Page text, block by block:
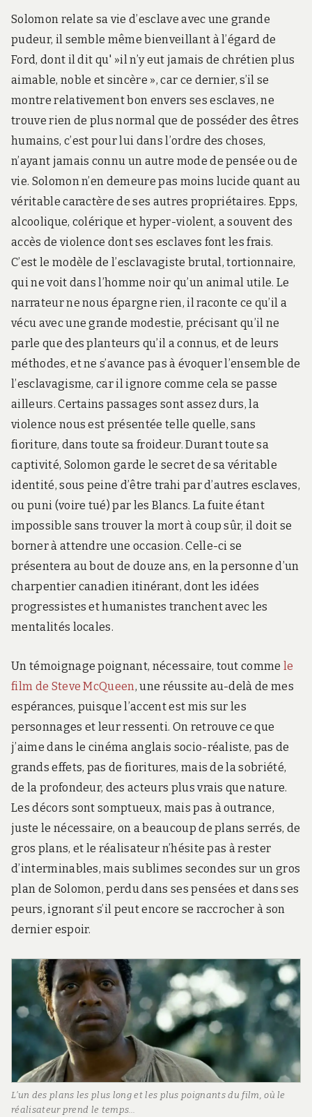
Solomon relate sa vie d’esclave avec une grande
pudeur, il semble même bienveillant à l’égard de
Ford, dont il dit qu' »il n’y eut jamais de chrétien plus
aimable, noble et sincère », car ce dernier, s’il se
montre relativement bon envers ses esclaves, ne
trouve rien de plus normal que de posséder des êtres
humains, c’est pour lui dans l’ordre des choses,
n’ayant jamais connu un autre mode de pensée ou de
vie. Solomon n’en demeure pas moins lucide quant au
véritable caractère de ses autres propriétaires. Epps,
alcoolique, colérique et hyper-violent, a souvent des
accès de violence dont ses esclaves font les frais.
C’est le modèle de l’esclavagiste brutal, tortionnaire,
qui ne voit dans l’homme noir qu’un animal utile. Le
narrateur ne nous épargne rien, il raconte ce qu’il a
vécu avec une grande modestie, précisant qu’il ne
parle que des planteurs qu’il a connus, et de leurs
méthodes, et ne s’avance pas à évoquer l’ensemble de
l’esclavagisme, car il ignore comme cela se passe
ailleurs. Certains passages sont assez durs, la
violence nous est présentée telle quelle, sans
fioriture, dans toute sa froideur. Durant toute sa
captivité, Solomon garde le secret de sa véritable
identité, sous peine d’être trahi par d’autres esclaves,
ou puni (voire tué) par les Blancs. La fuite étant
impossible sans trouver la mort à coup sûr, il doit se
borner à attendre une occasion. Celle-ci se
présentera au bout de douze ans, en la personne d’un
charpentier canadien itinérant, dont les idées
progressistes et humanistes tranchent avec les
mentalités locales.
Un témoignage poignant, nécessaire, tout commele
film de Steve McQueen, une réussite au-delà de mes
espérances, puisque l’accent est mis sur les
personnages et leur ressenti. On retrouve ce que
j’aime dans le cinéma anglais socio-réaliste, pas de
grands effets, pas de fioritures, mais de la sobriété,
de la profondeur, des acteurs plus vrais que nature.
Les décors sont somptueux, mais pas à outrance,
juste le nécessaire, on a beaucoup de plans serrés, de
gros plans, et le réalisateur n’hésite pas à rester
d’interminables, mais sublimes secondes sur un gros
plan de Solomon, perdu dans ses pensées et dans ses
peurs, ignorant s’il peut encore se raccrocher à son
dernier espoir.
L’un des plans les plus long et les plus poignants du film, où le
réalisateur prend le temps…